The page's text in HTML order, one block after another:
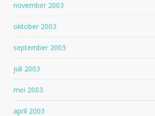
november 2003
oktober 2003
september 2003
juli 2003
mei 2003
april 2003